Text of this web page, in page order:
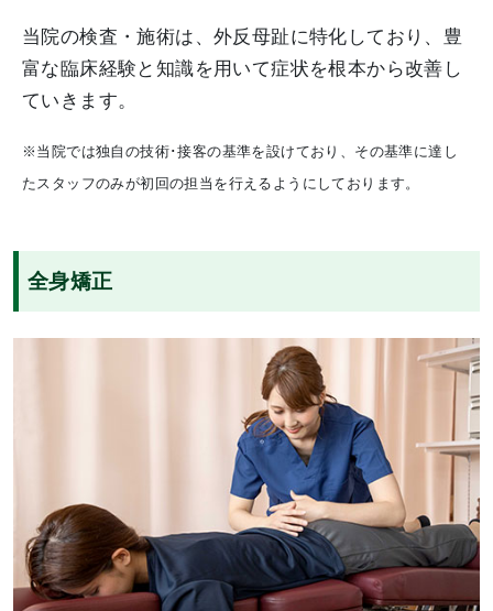
当院の検査・施術は、外反母趾に特化しており、豊
富な臨床経験と知識を用いて症状を根本から改善し
ていきます。
※当院では独自の技術･接客の基準を設けており、その基準に達し
たスタッフのみが初回の担当を行えるようにしております。
全身矯正